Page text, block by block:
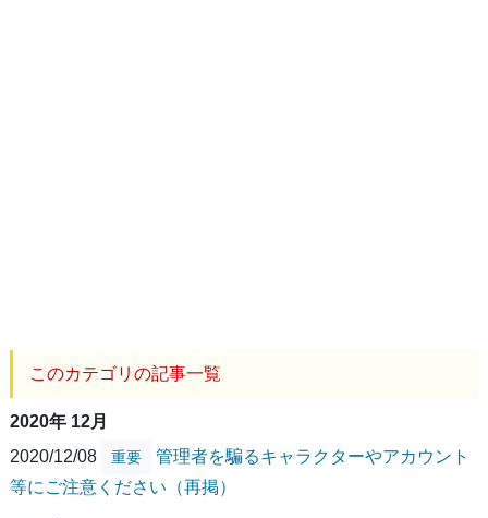
このカテゴリの記事一覧
2020年 12月
2020/12/08
重要
管理者を騙るキャラクターやアカウント
等にご注意ください（再掲）